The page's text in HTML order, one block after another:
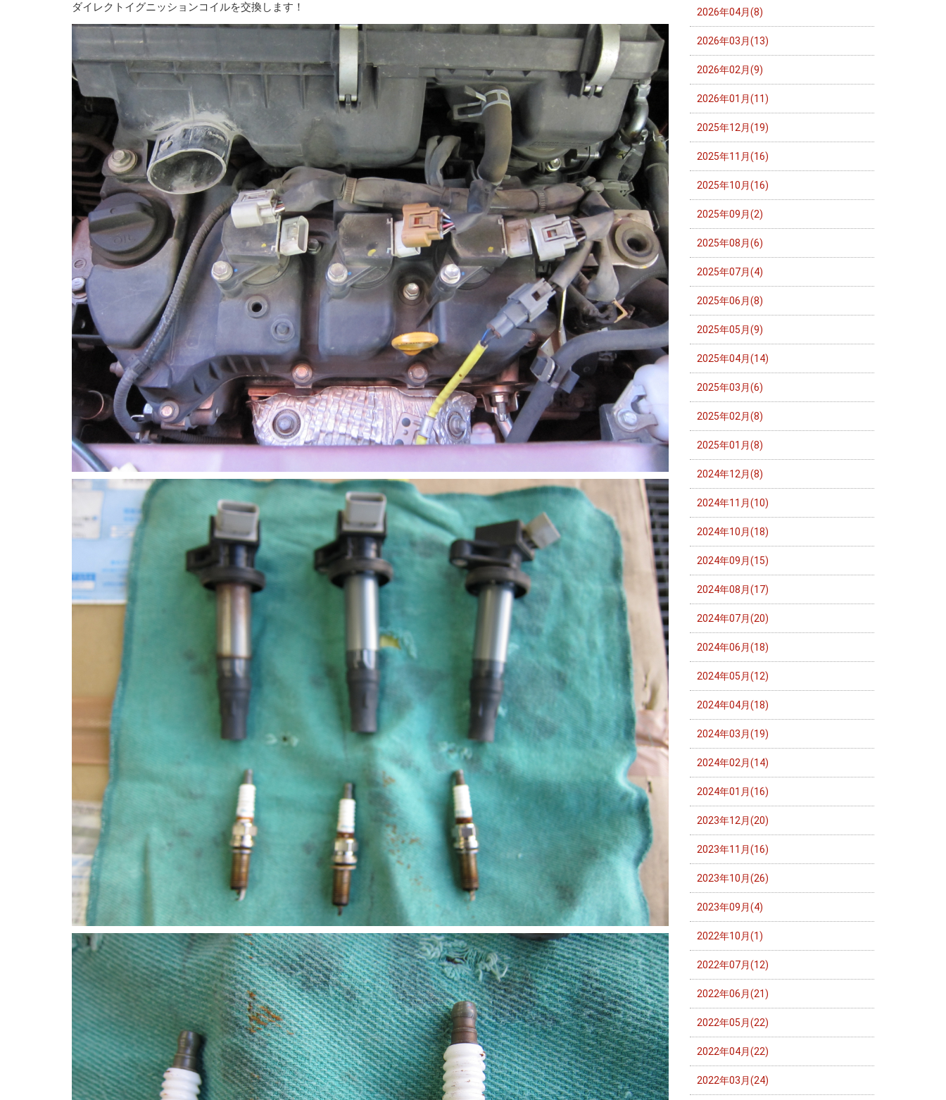
ダイレクトイグニッションコイルを交換します！ 2026年04月(8)
2026年03月(13)
2026年02月(9)
2026年01月(11)
2025年12月(19)
2025年11月(16)
2025年10月(16)
2025年09月(2)
2025年08月(6)
2025年07月(4)
2025年06月(8)
2025年05月(9)
2025年04月(14)
2025年03月(6)
2025年02月(8)
2025年01月(8)
2024年12月(8)
2024年11月(10)
2024年10月(18)
2024年09月(15)
2024年08月(17)
2024年07月(20)
2024年06月(18)
2024年05月(12)
2024年04月(18)
2024年03月(19)
2024年02月(14)
2024年01月(16)
2023年12月(20)
2023年11月(16)
2023年10月(26)
2023年09月(4)
2022年10月(1)
2022年07月(12)
2022年06月(21)
2022年05月(22)
2022年04月(22)
2022年03月(24)